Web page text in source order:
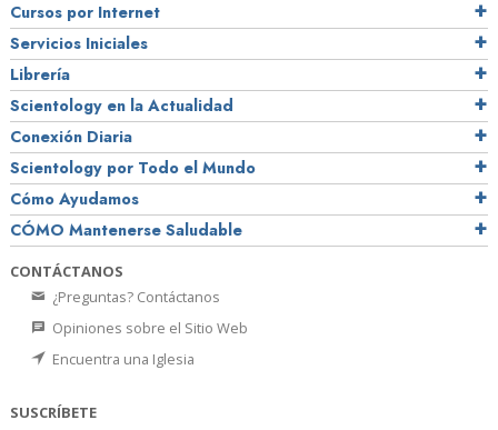
Cursos por Internet
Servicios Iniciales
Librería
Scientology en la Actualidad
Conexión Diaria
Scientology por Todo el Mundo
Cómo Ayudamos
CÓMO Mantenerse Saludable
CONTÁCTANOS
¿Preguntas? Contáctanos
Opiniones sobre el Sitio Web
Encuentra una Iglesia
SUSCRÍBETE